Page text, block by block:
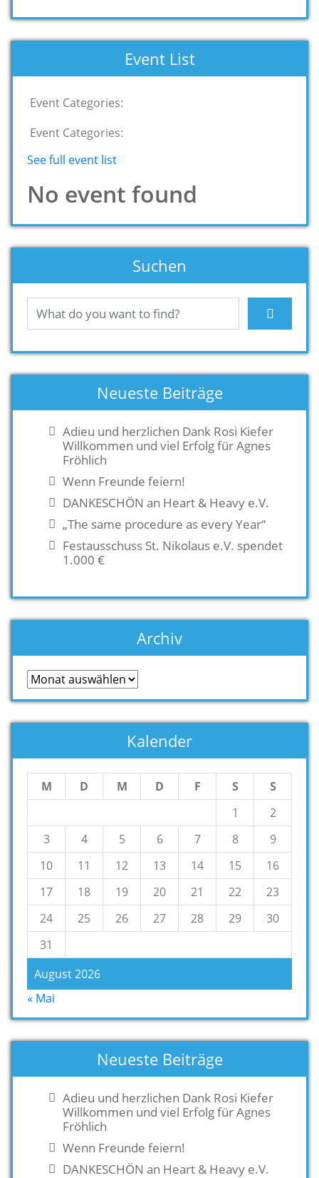
Event List
Event Categories:
Event Categories:
See full event list
No event found
Suchen
Neueste Beiträge
Adieu und herzlichen Dank Rosi Kiefer
Willkommen und viel Erfolg für Agnes
Fröhlich
Wenn Freunde feiern!
DANKESCHÖN an Heart & Heavy e.V.
„The same procedure as every Year“
Festausschuss St. Nikolaus e.V. spendet
1.000 €
Archiv
Archiv
Kalender
August 2026
M D M D F S
S
1
2
3
4 5 6 7 8
9
10
11 12 13 14 15
16
17
18 19 20 21 22
23
24
25 26 27 28 29
30
31
« Mai
Neueste Beiträge
Adieu und herzlichen Dank Rosi Kiefer
Willkommen und viel Erfolg für Agnes
Fröhlich
Wenn Freunde feiern!
DANKESCHÖN an Heart & Heavy e.V.